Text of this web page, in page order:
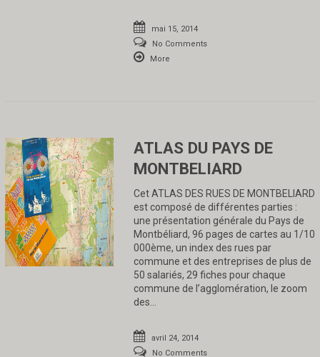
mai 15, 2014
No Comments
More
ATLAS DU PAYS DE
MONTBELIARD
Cet ATLAS DES RUES DE MONTBELIARD
est composé de différentes parties :
une présentation générale du Pays de
Montbéliard, 96 pages de cartes au 1/10
000ème, un index des rues par
commune et des entreprises de plus de
50 salariés, 29 fiches pour chaque
commune de l’agglomération, le zoom
des…
avril 24, 2014
No Comments